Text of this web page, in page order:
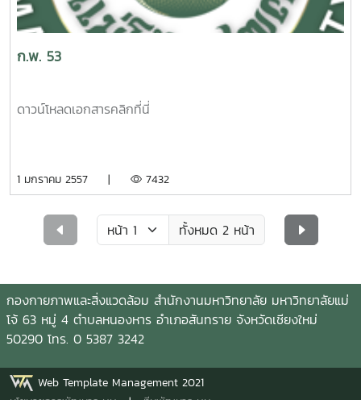
ก.พ. 53
ดาวน์โหลดเอกสารคลิกที่นี่
1 มกราคม 2557 | 7432
ทั้งหมด 2 หน้า
กองกายภาพและสิ่งแวดล้อม สำนักงานมหาวิทยาลัย มหาวิทยาลัยแม่
โจ้ 63 หมู่ 4 ตำบลหนองหาร อำเภอสันทราย จังหวัดเชียงใหม่
50290 โทร. 0 5387 3242
Web Template Management 2021